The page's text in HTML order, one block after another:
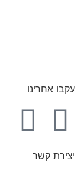
עקבו אחרינו
יצירת קשר